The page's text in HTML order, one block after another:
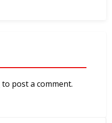
to post a comment.